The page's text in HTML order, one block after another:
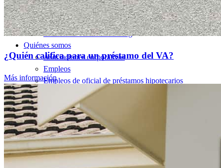
¿Quién califica para un préstamo del VA?
Más información
Videos sobre hipotecas
Pagar mi hipoteca
NMLSConsumerAccess.org
Quiénes somos
Asociaciones corporativas
Empleos
Empleos de oficial de préstamos hipotecarios
Abrir una sucursal
Sala de prensa
Comunicarse con nosotros
Encontrar un agente de préstamos
Información en español
Declaración de privacidad